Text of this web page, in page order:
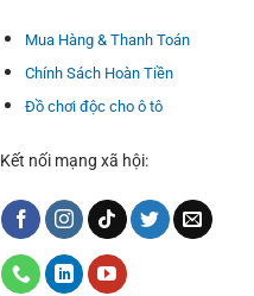
Mua Hàng & Thanh Toán
Chính Sách Hoàn Tiền
Đồ chơi độc cho ô tô
Kết nối mạng xã hội: